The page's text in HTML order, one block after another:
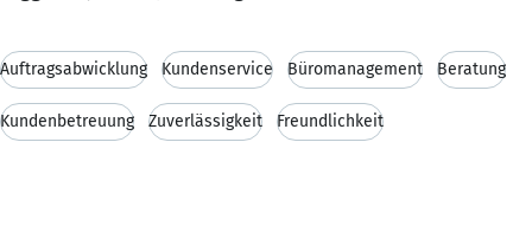
Auftragsabwicklung Kundenservice Büromanagement Beratung
Kundenbetreuung Zuverlässigkeit Freundlichkeit